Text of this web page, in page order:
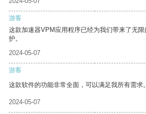
游客
这款加速器VPM应用程序已经为我们带来了无
护。
2024-05-07
游客
这款软件的功能非常全面，可以满足我所有需求。
2024-05-07